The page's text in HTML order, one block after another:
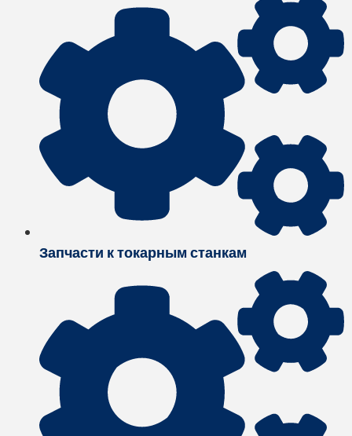
Запчасти к токарным станкам